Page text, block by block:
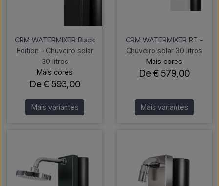
CRM WATERMIXER Black
Edition - Chuveiro solar
30 litros
Mais cores
De € 593,00
Mais variantes
CRM WATERMIXER RT -
Chuveiro solar 30 litros
Mais cores
De € 579,00
Mais variantes